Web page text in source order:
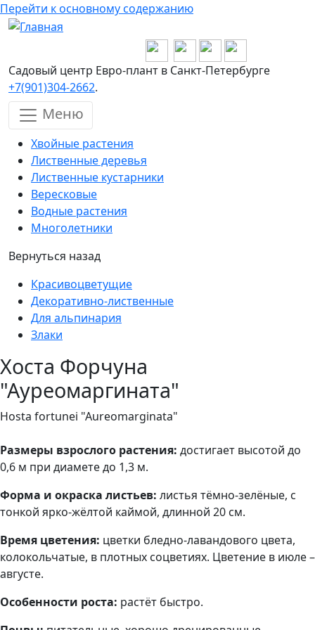
Перейти к основному содержанию
Садовый центр Евро-плант в Санкт-Петербурге
+7(901)304-2662.
Меню
Хвойные растения
Лиственные деревья
Лиственные кустарники
Вересковые
Водные растения
Многолетники
Вернуться назад
Красивоцветущие
Декоративно-лиственные
Для альпинария
Злаки
Хоста Форчуна
"Ауреомаргината"
Hosta fortunei "Aureomarginata"
Размеры взрослого растения: достигает высотой до
0,6 м при диамете до 1,3 м.
Форма и окраска листьев: листья тёмно-зелёные, с
тонкой ярко-жёлтой каймой, длинной 20 см.
Время цветения: цветки бледно-лавандового цвета,
колокольчатые, в плотных соцветиях. Цветение в июле –
августе.
Особенности роста: растёт быстро.